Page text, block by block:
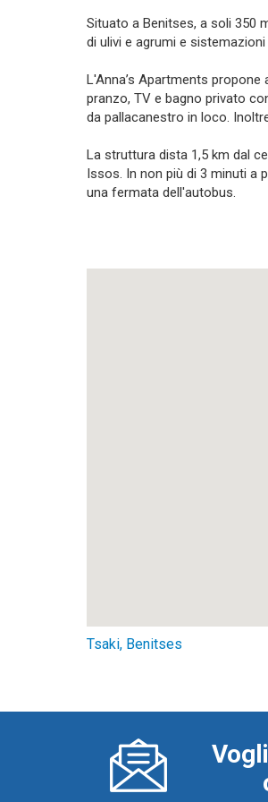
Situato a Benitses, a soli 350
di ulivi e agrumi e
L'Anna’s Apartments
pranzo, TV e bagno privato
da pallacanestro in loco.
La struttura dista 1,5 km dal
Issos. In non più di 3 minuti a
una fermata dell'autobus.
Tsaki, Benitses